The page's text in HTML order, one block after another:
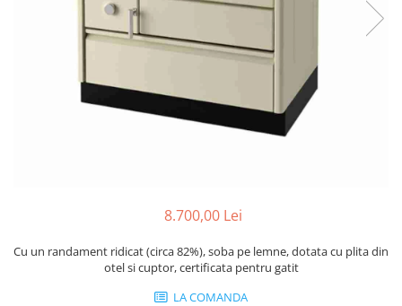
SOBE DE GĂTIT PE LEMNE
Coș de fum SMART
Coș de fum LSK
COSURI DE FUM CERAMICE KAMIN
ACCESORII COSURI DE FUM
ACCESORII SPECIALE
SOBE CU PLITĂ
CIAUNE & VASE DE GĂTIT
ACCESORII GRATARE
8.700,00 Lei
Cu un randament ridicat (circa 82%), soba pe lemne, dotata cu plita din
otel si cuptor, certificata pentru gatit
LA COMANDA